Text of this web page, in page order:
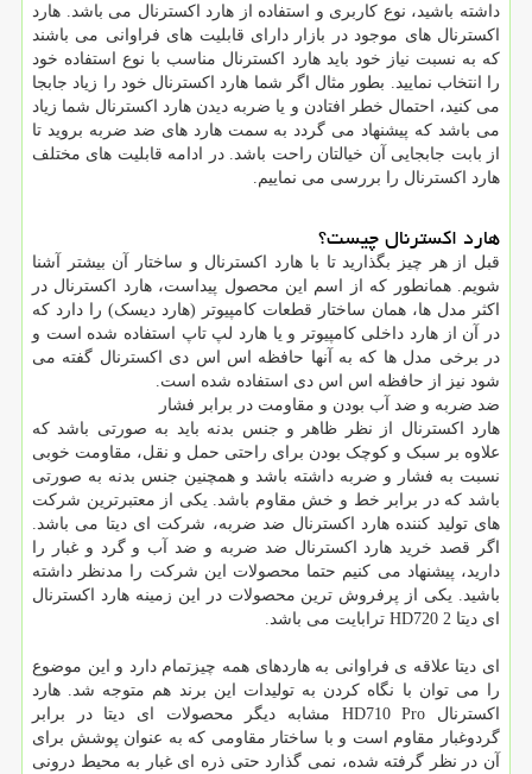
داشته باشید، نوع کاربری و استفاده از هارد اکسترنال می باشد. هارد
اکسترنال های موجود در بازار دارای قابلیت های فراوانی می باشند
که به نسبت نیاز خود باید هارد اکسترنال مناسب با نوع استفاده خود
را انتخاب نمایید. بطور مثال اگر شما هارد اکسترنال خود را زیاد جابجا
می کنید، احتمال خطر افتادن و یا ضربه دیدن هارد اکسترنال شما زیاد
می باشد که پیشنهاد می گردد به سمت هارد های ضد ضربه بروید تا
از بابت جابجایی آن خیالتان راحت باشد. در ادامه قابلیت های مختلف
هارد اکسترنال را بررسی می نماییم.
هارد اکسترنال چیست؟
قبل از هر چیز بگذارید تا با هارد اکسترنال و ساختار آن بیشتر آشنا
شویم. همانطور که از اسم این محصول پیداست، هارد اکسترنال در
اکثر مدل ها، همان ساختار قطعات کامپیوتر (هارد دیسک) را دارد که
در آن از هارد داخلی کامپیوتر و یا هارد لپ تاپ استفاده شده است و
در برخی مدل ها که به آنها حافظه اس اس دی اکسترنال گفته می
شود نیز از حافظه اس اس دی استفاده شده است.
ضد ضربه و ضد آب بودن و مقاومت در برابر فشار
هارد اکسترنال از نظر ظاهر و جنس بدنه باید به صورتی باشد که
علاوه بر سبک و کوچک بودن برای راحتی حمل و نقل، مقاومت خوبی
نسبت به فشار و ضربه داشته باشد و همچنین جنس بدنه به صورتی
باشد که در برابر خط و خش مقاوم باشد. یکی از معتبرترین شرکت
های تولید کننده هارد اکسترنال ضد ضربه، شرکت ای دیتا می باشد.
اگر قصد خرید هارد اکسترنال ضد ضربه و ضد آب و گرد و غبار را
دارید، پیشنهاد می کنیم حتما محصولات این شرکت را مدنظر داشته
باشید. یکی از پرفروش ترین محصولات در این زمینه هارد اکسترنال
ای دیتا HD720 2 ترابایت می باشد.
ای دیتا علاقه ی فراوانی به هاردهای همه چیزتمام دارد و این موضوع
را می توان با نگاه کردن به تولیدات این برند هم متوجه شد. هارد
اکسترنال HD710 Pro مشابه دیگر محصولات ای دیتا در برابر
گردوغبار مقاوم است و با ساختار مقاومی که به عنوان پوشش برای
آن در نظر گرفته شده، نمی گذارد حتی ذره ای غبار به محیط درونی